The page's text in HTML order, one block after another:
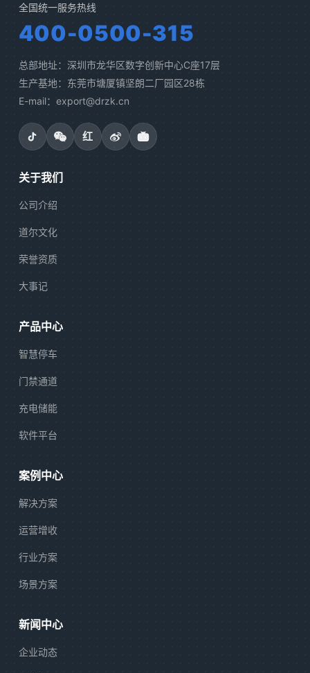
全国统一服务热线
400-0500-315
总部地址：深圳市龙华区数字创新中心C座17层
生产基地：东莞市塘厦镇坚朗二厂园区28栋
E-mail：export@drzk.cn
红
关于我们
公司介绍
道尔文化
荣誉资质
大事记
产品中心
智慧停车
门禁通道
充电储能
软件平台
案例中心
解决方案
运营增收
行业方案
场景方案
新闻中心
企业动态